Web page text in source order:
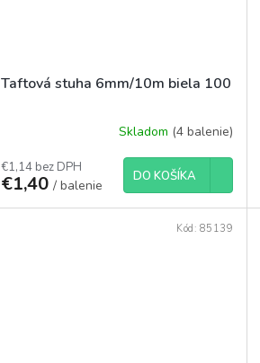
Taftová stuha 6mm/10m biela 100
Skladom (4 balenie)
€1,14 bez DPH
€1,40 / balenie
DO KOŠÍKA
Kód: 85139